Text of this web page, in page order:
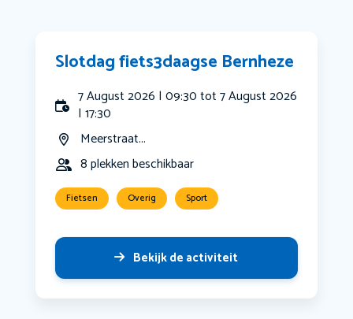
Slotdag fiets3daagse Bernheze
7 August 2026 | 09:30 tot 7 August 2026
| 17:30
Meerstraat...
8 plekken beschikbaar
Fietsen Overig Sport
Bekijk de activiteit